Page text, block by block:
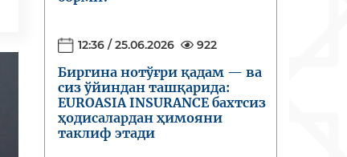
12:36 / 25.06.2026 922
Биргина нотўғри қадам — ва
сиз ўйиндан ташқарида:
EUROASIA INSURANCE бахтсиз
ҳодисалардан ҳимояни
таклиф этади